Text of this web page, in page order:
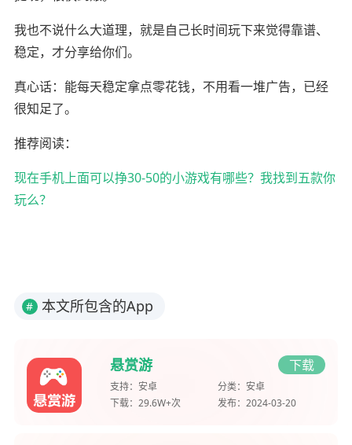
我也不说什么大道理，就是自己长时间玩下来觉得靠谱、
稳定，才分享给你们。
真心话：能每天稳定拿点零花钱，不用看一堆广告，已经
很知足了。
推荐阅读：
现在手机上面可以挣30-50的小游戏有哪些？我找到五款你
玩么？
# 本文所包含的App
悬赏游 下载
支持： 安卓 分类： 安卓
下载： 29.6W+次 发布： 2024-03-20